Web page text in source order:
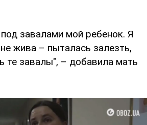
завалами мой ребенок. Я
жива – пыталась залезть,
те завалы", – добавила мать